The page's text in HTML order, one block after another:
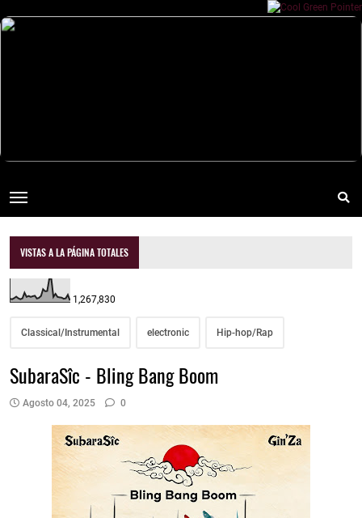
VISTAS A LA PÁGINA TOTALES
1,267,830
Classical/Instrumental electronic Hip-hop/Rap
SubaraSîc - Bling Bang Boom
Agosto 04, 2025 0